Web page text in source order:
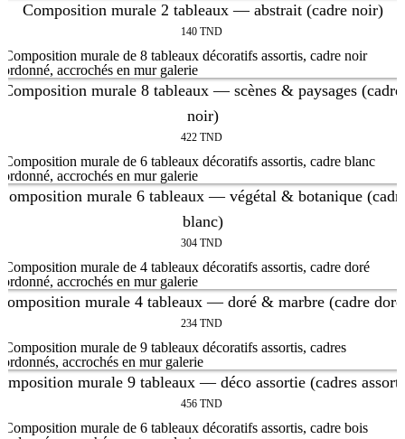
Composition murale 2 tableaux — abstrait (cadre noir)
140 TND
Composition murale 8 tableaux — scènes & paysages (cadre
noir)
422 TND
murale 6 tableaux — végétal & botanique
blanc)
304 TND
murale 4 tableaux — doré & marbre (cadre
234 TND
murale 9 tableaux — déco assortie (cadres
456 TND